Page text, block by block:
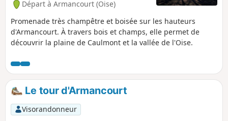
Départ à Armancourt (Oise)
Promenade très champêtre et boisée sur les hauteurs
d'Armancourt. À travers bois et champs, elle permet de
découvrir la plaine de Caulmont et la vallée de l'Oise.
Le tour d'Armancourt
Visorandonneur